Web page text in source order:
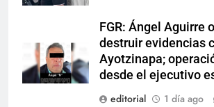
FGR: Ángel Aguirre
destruir evidencias
Ayotzinapa;
desde el ejecutivo
editorial
1 día ago